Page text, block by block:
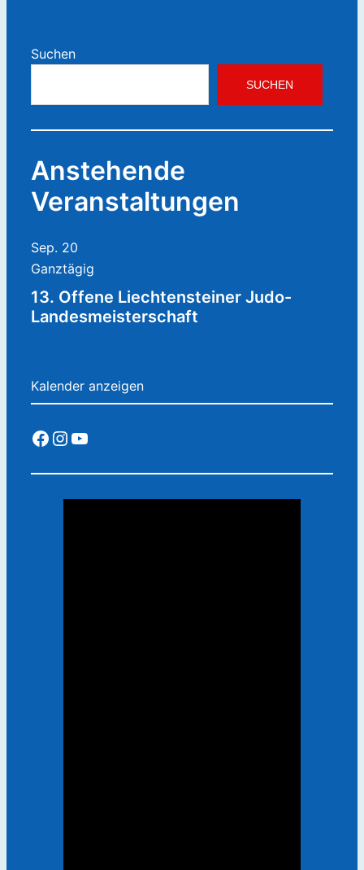
Suchen
SUCHEN
Anstehende
Veranstaltungen
Sep. 20
Ganztägig
13. Offene Liechtensteiner Judo-
Landesmeisterschaft
Kalender anzeigen
Facebook
Instagram
YouTube